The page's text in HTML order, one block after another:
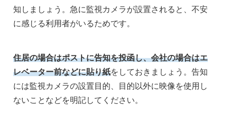
知しましょう。急に監視カメラが設置されると、不安
に感じる利用者がいるためです。
住居の場合はポストに告知を投函し、会社の場合はエ
レベーター前などに貼り紙をしておきましょう。告知
には監視カメラの設置目的、目的以外に映像を使用し
ないことなどを明記してください。